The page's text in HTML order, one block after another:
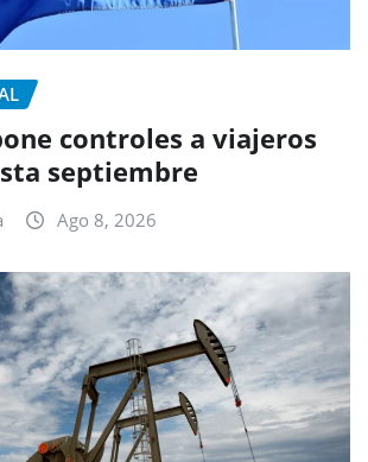
controles a viajeros
septiembre
Ago 8, 2026